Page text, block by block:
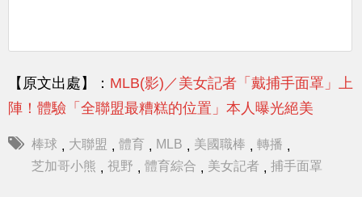
【原文出處】： MLB(影)／美女記者「戴捕手面罩」上
陣！體驗「全聯盟最糟糕的位置」本人曝光絕美
棒球 , 大聯盟 , 體育 , MLB , 美國職棒 , 轉播 ,
芝加哥小熊 , 視野 , 體育綜合 , 美女記者 , 捕手面罩